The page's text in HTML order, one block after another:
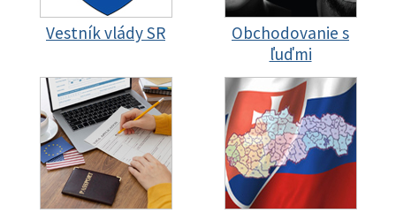
Vestník vlády SR
Obchodovanie s
ľuďmi